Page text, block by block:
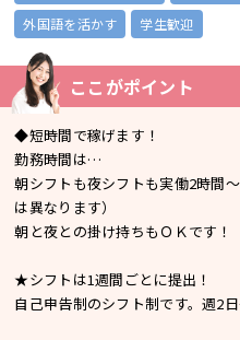
外国語を活かす
学生歓迎
ここがポイント
◆短時間で稼げます！
勤務時間は…
朝シフトも夜シフトも実働2時間
は異なります）
朝と夜との掛け持ちもＯＫです！
★シフトは1週間ごとに提出！
自己申告制のシフト制です。週2日